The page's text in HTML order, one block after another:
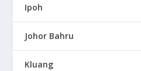
Ipoh
Johor Bahru
Kluang